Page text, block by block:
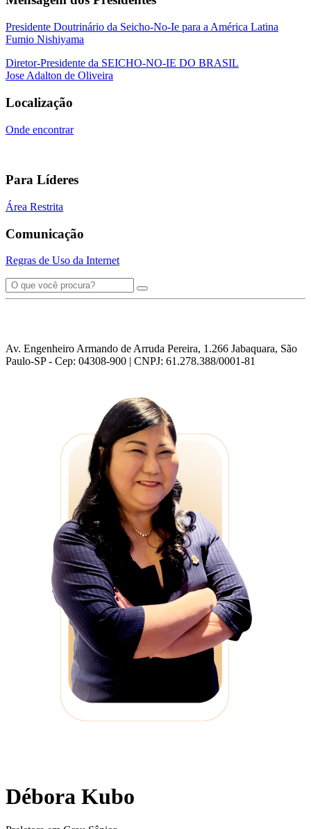
Presidente Doutrinário da Seicho-No-Ie para a América Latina
Fumio Nishiyama
Diretor-Presidente da SEICHO-NO-IE DO BRASIL
Jose Adalton de Oliveira
Localização
Onde encontrar
Para Líderes
Área Restrita
Comunicação
Regras de Uso da Internet
Av. Engenheiro Armando de Arruda Pereira, 1.266 Jabaquara, São
Paulo-SP - Cep: 04308-900 | CNPJ: 61.278.388/0001-81
Débora Kubo